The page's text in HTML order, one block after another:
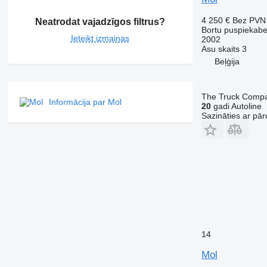
Neatrodat vajadzīgos filtrus?
Ieteikt izmaiņas
Informācija par Mol
4 250 € Bez PVN
Bortu puspiekabe
2002
Asu skaits 3
Beļģija
The Truck
20gadi Autoline
Sazināties ar
14
Mol